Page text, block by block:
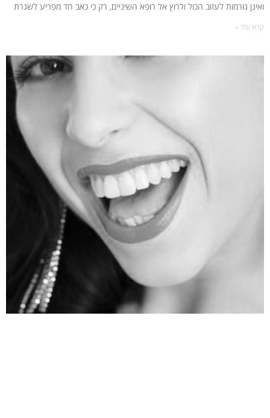
ואינן גורמות לעזוב הכול ולרוץ אל רופא השיניים, רק כי כאב חד מפריע לשגרת
קרא עוד »